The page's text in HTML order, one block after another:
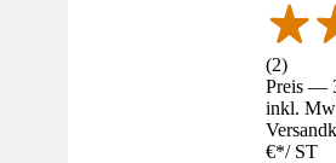
(2)
Preis —
inkl.
€*/ ST